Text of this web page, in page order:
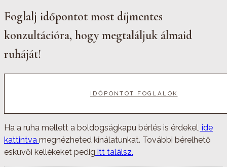
Foglalj időpontot most díjmentes
konzultációra, hogy megtaláljuk álmaid
ruháját!
IDŐPONTOT FOGLALOK
Ha a ruha mellett a boldogságkapu bérlés is érdekel, ide
kattintva megnézheted kínálatunkat. További bérelhető
esküvői kellékeket pedig itt találsz.